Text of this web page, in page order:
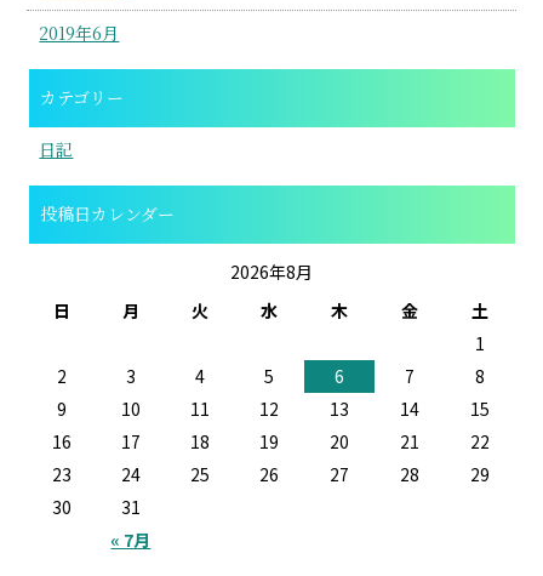
2019年6月
カテゴリー
日記
投稿日カレンダー
2026年8月
日
月 火 水 木 金 土
« 7月
1
2
3 4 5 6 7
8
9
10 11 12 13 14
15
16
17 18 19 20 21
22
23
24 25 26 27 28
29
30
31